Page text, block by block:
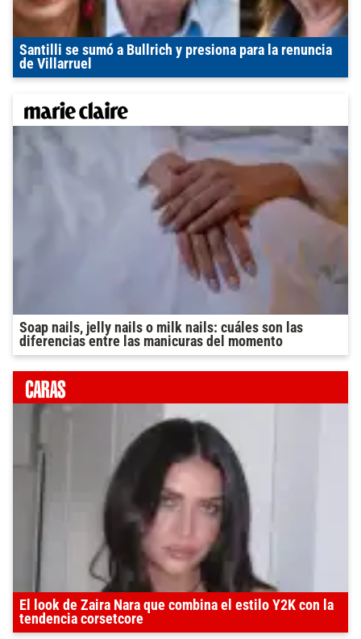
Santilli se sumó a Bullrich y presiona para la renuncia
de Villarruel
Soap nails, jelly nails o milk nails: cuáles son las
diferencias entre las manicuras del momento
El look de Zaira Nara que combina el estilo Y2K con la
tendencia corsetcore